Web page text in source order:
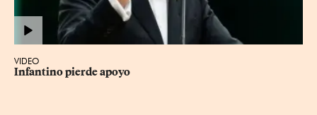
VIDEO
Infantino pierde apoyo